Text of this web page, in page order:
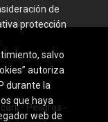
- Peligros -
de
protección
salvo
autoriza
durante la
que haya
web de